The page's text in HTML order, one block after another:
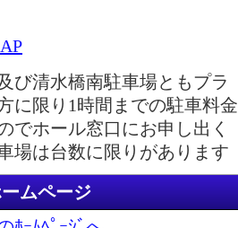
び清水橋南駐車場ともプラ
に限り1時間までの駐車料金
でホール窓口にお申し出く
場は台数に限りがあります
ムページ